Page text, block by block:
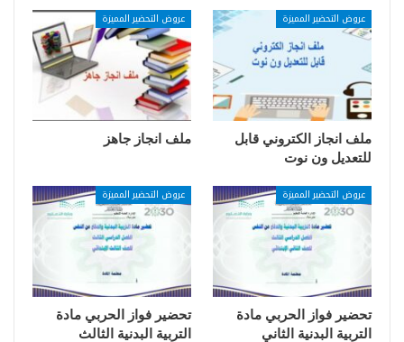
عروض التحضير المميزة
ملف انجاز الكتروني قابل
للتعديل ون نوت
عروض التحضير المميزة
ملف انجاز جاهز
عروض التحضير المميزة
تحضير فواز الحربي مادة
التربية البدنية الثاني
عروض التحضير المميزة
تحضير فواز الحربي مادة
التربية البدنية الثالث